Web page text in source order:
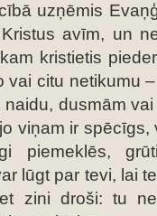
uzņēmis
avīm, un
kristietis
vai citu netikumu
dusmām
viņam ir spēcīgs,
piemeklēs,
lūgt par tevi, lai
zini droši: tu